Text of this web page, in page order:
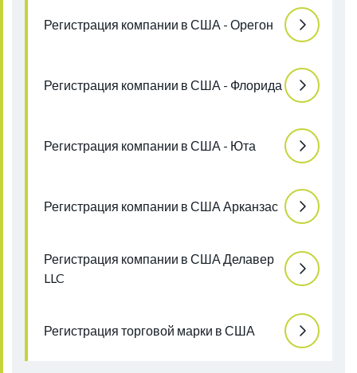
Регистрация компании в США - Орегон
Регистрация компании в США - Флорида
Регистрация компании в США - Юта
Регистрация компании в США Арканзас
Регистрация компании в США Делавер
LLC
Регистрация торговой марки в США